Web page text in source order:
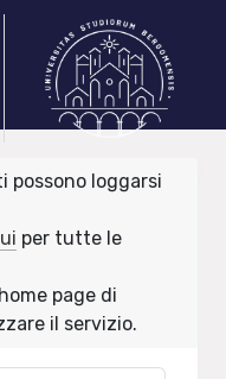
possono loggarsi
per tutte le
page di
il servizio.